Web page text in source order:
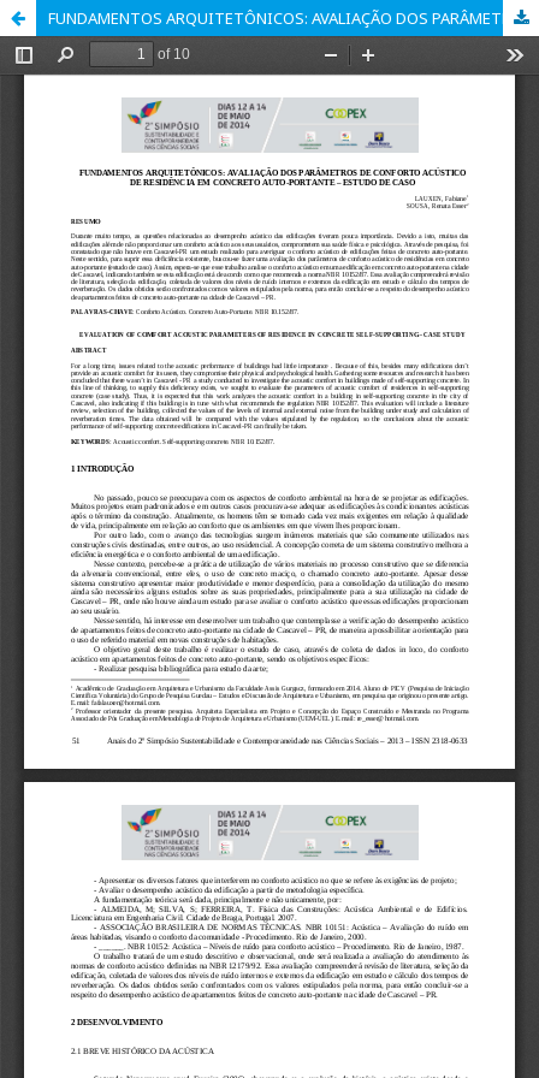
FUNDAMENTOS ARQUITETÔNICOS: AVALIAÇÃO DOS PARÂMETROS DE CONFORTO ACÚSTICO DE RESIDÊNCIA EM CONCRETO AUTO-PORTANTE – ESTUDO DE CASO